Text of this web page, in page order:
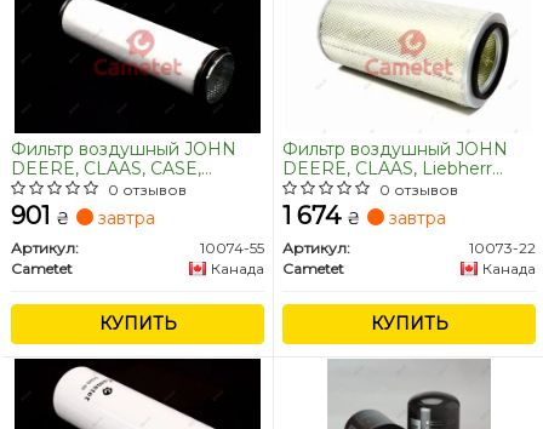
Фильтр воздушный JOHN
DEERE, CLAAS, CASE,
Bomag, IVECO (Cametet)
CLAAS [643331, 6433310]
JOHN DEERE [AZ48196]
BOMAG [05821307, 5821307]
CASE [430287, 45430287,
99112190030] IVECO
[08108731, 1902132, 1909132,
2394637, 42032856, 420
0 отзывов
901 ₴ завтра
Артикул:
10074-55
Cametet
Канада
КУПИТЬ
Фильтр воздушный JOHN
DEERE, CLAAS, Liebherr
(Cametet) CLAAS [643169,
6431690] MERCEDES-BENZ
[0010947904] LIEBHERR
[736 7183, 736 7184] AGCO
[2165059] PERKINS
[AZ48195] CNH [060503834]
DAF [0607179, 607179]
FENDT [F291200090100
0 отзывов
1 674 ₴ завтра
Артикул:
10073-22
Cametet
Канада
КУПИТЬ